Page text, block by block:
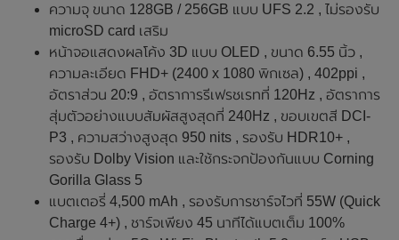
ความจุ ขนาด 128GB / 256GB แบบ UFS 2.2 , ไม่รองรับ
microSD card เสริม
หน้าจอแสดงผลโค้ง 3D แบบ OLED , ขนาด 6.55 นิ้ว ,
ความละเอียด FHD+ (2400 x 1080 พิกเซล) , 402ppi ,
อัตราส่วน 20:9 , อัตราการรีเฟรชเรทที่ 120Hz , อัตราการ
สุ่มตัวอย่างแบบสัมผัสสูงสุดที่ 240Hz , ขอบเขตสี DCI-
P3 , ความสว่างสูงสุด 950 nits , รองรับ HDR10+ ,
รองรับ Dolby Vision และใช้กระจกป้องกันแบบ Corning
Gorilla Glass 5
แบตเตอรี่ 4,500 mAh , รองรับการชาร์จไวที่ 55W (Quick
Charge 4+) , ชาร์จเพียง 45 นาทีได้แบตเต็ม 100%